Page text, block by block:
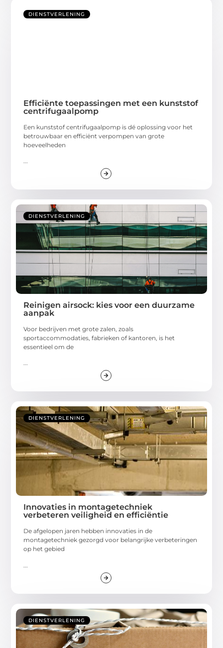
DIENSTVERLENING
Efficiënte toepassingen met een kunststof
centrifugaalpomp
Een kunststof centrifugaalpomp is dé oplossing voor het
betrouwbaar en efficiënt verpompen van grote
hoeveelheden
DIENSTVERLENING
Reinigen airsock: kies voor een duurzame
aanpak
Voor bedrijven met grote zalen, zoals
sportaccommodaties, fabrieken of kantoren, is het
essentieel om de
...
DIENSTVERLENING
Innovaties in montagetechniek
verbeteren veiligheid en efficiëntie
De afgelopen jaren hebben innovaties in de
montagetechniek gezorgd voor belangrijke verbeteringen
op het gebied
DIENSTVERLENING